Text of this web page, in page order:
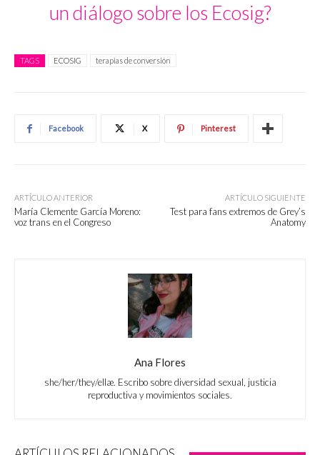
un diálogo sobre los Ecosig?
TAGS ECOSIG terapias de conversión
Facebook X Pinterest
ARTÍCULO ANTERIOR
María Clemente García Moreno:
voz trans en el Congreso
ARTÍCULO SIGUIENTE
Test para fans extremos de Grey’s
Anatomy
Ana Flores
she/her/they/ellæ. Escribo sobre diversidad sexual, justicia
reproductiva y movimientos sociales.